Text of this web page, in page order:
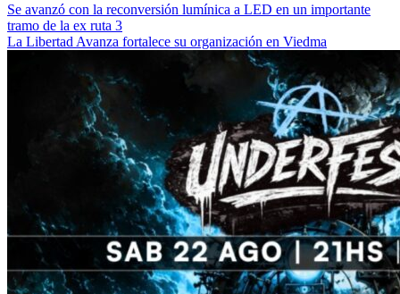
Se avanzó con la reconversión lumínica a LED en un importante
tramo de la ex ruta 3
La Libertad Avanza fortalece su organización en Viedma